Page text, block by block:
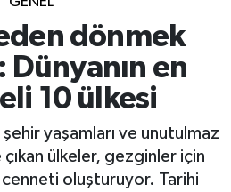
dönmek
Dünyanın en
10 ülkesi
şehir yaşamları ve unutulmaz
ülkeler, gezginler için
oluşturuyor. Tarihi